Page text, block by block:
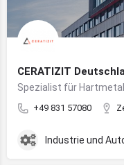
CERATIZIT
+49 831 57080
Industrie und